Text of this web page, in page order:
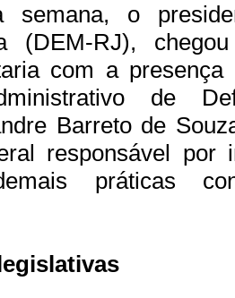
semana, o
(DEM-RJ),
com a
de
Barreto de
responsável por
práticas